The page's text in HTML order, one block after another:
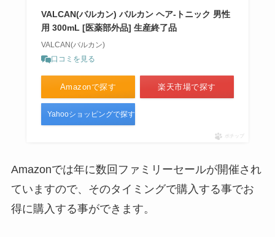
VALCAN(バルカン) バルカン ヘア-トニック 男性
用 300mL [医薬部外品] 生産終了品
VALCAN(バルカン)
口コミを見る
Amazonで探す 楽天市場で探す
Yahooショッピングで探す
ポチップ
Amazonでは年に数回ファミリーセールが開催され
ていますので、そのタイミングで購入する事でお
得に購入する事ができます。